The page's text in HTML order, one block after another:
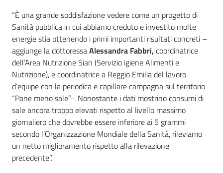
“È una grande soddisfazione vedere come un progetto di
Sanità pubblica in cui abbiamo creduto e investito molte
energie stia ottenendo i primi importanti risultati concreti –
aggiunge la dottoressaAlessandra Fabbri, coordinatrice
dell’Area Nutrizione Sian (Servizio igiene Alimenti e
Nutrizione), e coordinatrice a Reggio Emilia del lavoro
d’equipe con la periodica e capillare campagna sul territorio
“Pane meno sale”-. Nonostante i dati mostrino consumi di
sale ancora troppo elevati rispetto al livello massimo
giornaliero che dovrebbe essere inferiore ai 5 grammi
secondo l’Organizzazione Mondiale della Sanità, rileviamo
un netto miglioramento rispetto alla rilevazione
precedente”.